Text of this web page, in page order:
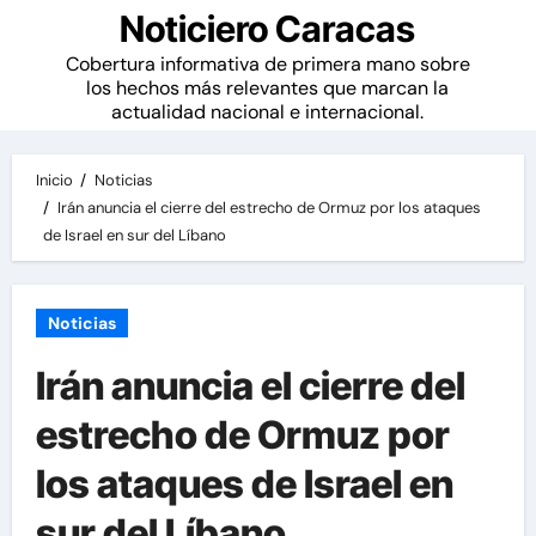
Noticiero Caracas
Cobertura informativa de primera mano sobre
los hechos más relevantes que marcan la
actualidad nacional e internacional.
Inicio
Noticias
Irán anuncia el cierre del estrecho de Ormuz por los ataques
de Israel en sur del Líbano
Noticias
Irán anuncia el cierre del
estrecho de Ormuz por
los ataques de Israel en